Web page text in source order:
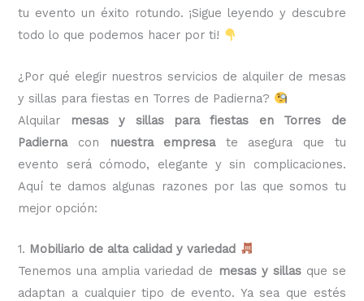
tu evento un éxito rotundo. ¡Sigue leyendo y descubre
todo lo que podemos hacer por ti!
¿Por qué elegir nuestros servicios de alquiler de mesas
y sillas para fiestas en Torres de Padierna?
Alquilar
mesas y sillas para fiestas en Torres de
Padiernacon nuestra empresate asegura que tu
evento será cómodo, elegante y sin complicaciones.
Aquí te damos algunas razones por las que somos tu
mejor opción:
1. Mobiliario de alta calidad y variedad
Tenemos una amplia variedad de mesas y sillasque se
adaptan a cualquier tipo de evento. Ya sea que estés